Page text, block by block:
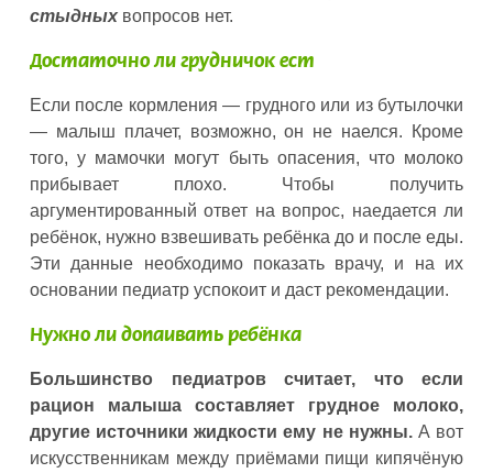
стыдных вопросов нет.
Достаточно ли грудничок ест
Если после кормления — грудного или из бутылочки
— малыш плачет, возможно, он не наелся. Кроме
того, у мамочки могут быть опасения, что молоко
прибывает плохо. Чтобы получить
аргументированный ответ на вопрос, наедается ли
ребёнок, нужно взвешивать ребёнка до и после еды.
Эти данные необходимо показать врачу, и на их
основании педиатр успокоит и даст рекомендации.
Нужно ли допаивать ребёнка
Большинство педиатров считает, что если
рацион малыша составляет грудное молоко,
другие источники жидкости ему не нужны.А вот
искусственникам между приёмами пищи кипячёную